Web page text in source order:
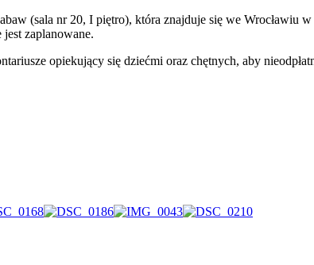
(sala nr 20, I piętro), która znajduje się we Wrocławiu
zaplanowane.
opiekujący się dziećmi oraz chętnych, aby